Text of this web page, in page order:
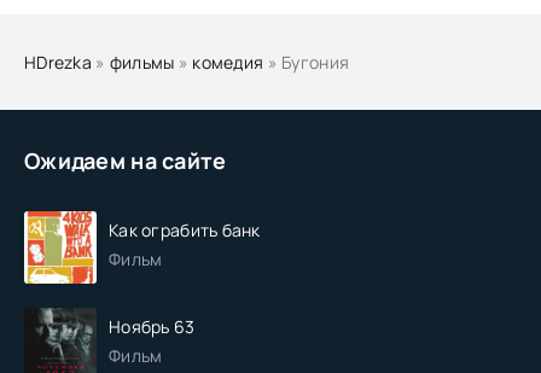
Ожидаем на сайте
Как ограбить банк
Фильм
Ноябрь 63
Фильм
HDrezka » фильмы » комедия » Бугония